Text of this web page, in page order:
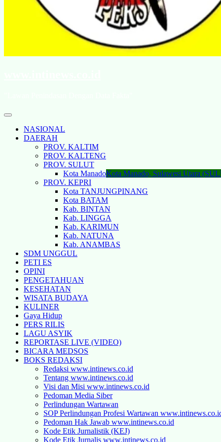
NASIONAL
DAERAH
PROV. KALTIM
PROV. KALTENG
PROV. SULUT
Kota ManadoKota Manado, Sulawesi Utara
PROV. KEPRI
Kota TANJUNGPINANG
Kota BATAM
Kab. BINTAN
Kab. LINGGA
Kab. KARIMUN
Kab. NATUNA
Kab. ANAMBAS
SDM UNGGUL
PETI ES
OPINI
PENGETAHUAN
KESEHATAN
WISATA BUDAYA
KULINER
Gaya Hidup
PERS RILIS
LAGU ASYIK
REPORTASE LIVE (VIDEO)
BICARA MEDSOS
BOKS REDAKSI
Redaksi www.intinews.co.id
Tentang www.intinews.co.id
Visi dan Misi www.intinews.co.id
Pedoman Media Siber
Perlindungan Wartawan
SOP Perlindungan Profesi Wartawan
Pedoman Hak Jawab www.intinews.co.id
Kode Etik Jurnalistik (KEJ)
Kode Etik Jurnalis www.intinews.co.id